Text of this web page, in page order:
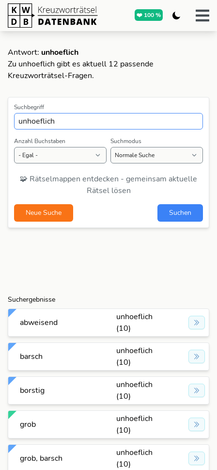
❤️ 100 %
Antwort: unhoeflich
Zu unhoeflich gibt es aktuell 12 passende
Kreuzworträtsel-Fragen.
Suchbegriff
Anzahl Buchstaben Suchmodus
🧩 Rätselmappen entdecken - gemeinsam aktuelle
Rätsel lösen
Neue Suche Suchen
Suchergebnisse
abweisend
unhoeflich
(10)
barsch
unhoeflich
(10)
borstig
unhoeflich
(10)
grob
unhoeflich
(10)
grob, barsch
unhoeflich
(10)